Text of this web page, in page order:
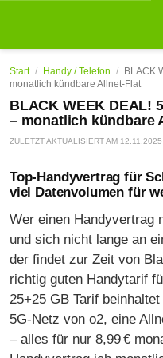
Start / Handy / Telefon /
BLACK
monatlich kündbare Allnet-Flat
BLACK WEEK DEAL!
– monatlich kündbare
ZULETZT AKTUALISIERT AM 12.11.2025
Top-Handyvertrag für
viel Datenvolumen für
Wer einen Handyvertrag
und sich nicht lange an
der findet zur Zeit von
richtig guten Handytarif
25+25 GB Tarif
5G-Netz von o2, eine
– alles für nur 8,99 €